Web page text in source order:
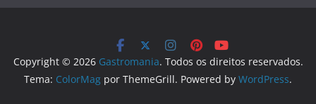
Copyright © 2026 Gastromania. Todos os direitos reservados.
Tema: ColorMag por ThemeGrill. Powered by WordPress.